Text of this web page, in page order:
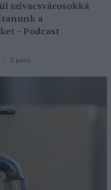
szivacsvárosokká
a
– Podcast
2 perc